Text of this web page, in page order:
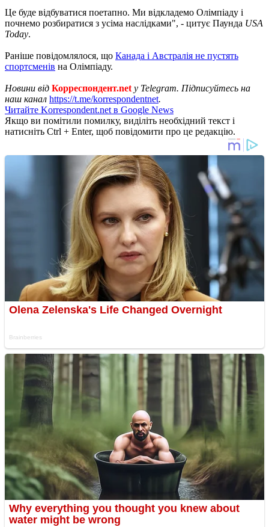
Це буде відбуватися поетапно. Ми відкладемо Олімпіаду і
почнемо розбиратися з усіма наслідками", - цитує Паунда USA
Today.
Раніше повідомлялося, що Канада і Австралія не пустять
спортсменів на Олімпіаду.
Новини від Корреспондент.net у Telegram. Підписуйтесь на
наш канал https://t.me/korrespondentnet.
Читайте Korrespondent.net в Google News
Якщо ви помітили помилку, виділіть необхідний текст і
натисніть Ctrl + Enter, щоб повідомити про це редакцію.